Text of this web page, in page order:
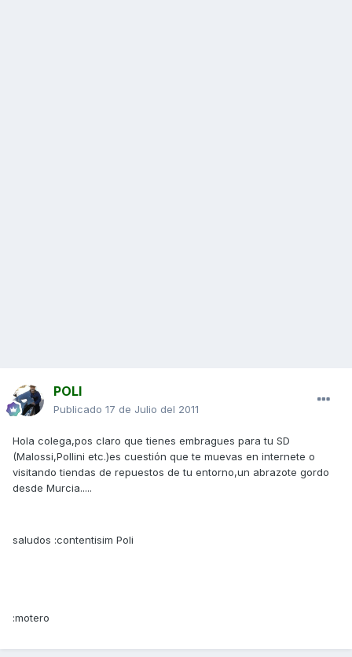
POLI
Publicado 17 de Julio del 2011
Hola colega,pos claro que tienes embragues para tu SD
(Malossi,Pollini etc.)es cuestión que te muevas en internete o
visitando tiendas de repuestos de tu entorno,un abrazote gordo
desde Murcia.....
saludos :contentisim Poli
:motero